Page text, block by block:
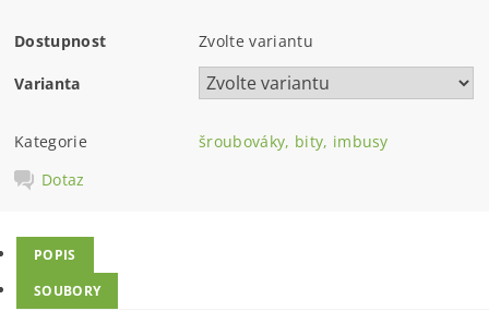
Dostupnost Zvolte variantu
Varianta
Kategorie
šroubováky, bity, imbusy
Dotaz
POPIS
SOUBORY